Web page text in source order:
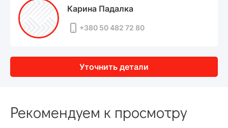
Карина Падалка
+380 50 482 72 80
Уточнить детали
Рекомендуем к просмотру